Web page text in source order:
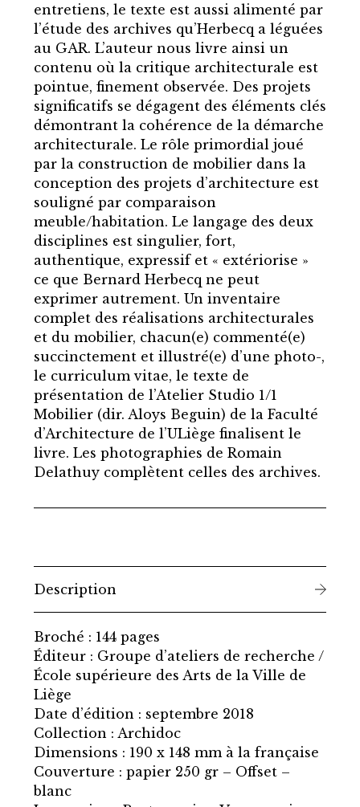
entretiens, le texte est aussi alimenté par
l’étude des archives qu’Herbecq a léguées
au GAR. L’auteur nous livre ainsi un
contenu où la critique architecturale est
pointue, finement observée. Des projets
significatifs se dégagent des éléments clés
démontrant la cohérence de la démarche
architecturale. Le rôle primordial joué
par la construction de mobilier dans la
conception des projets d’architecture est
souligné par comparaison
meuble/habitation. Le langage des deux
disciplines est singulier, fort,
authentique, expressif et « extériorise »
ce que Bernard Herbecq ne peut
exprimer autrement. Un inventaire
complet des réalisations architecturales
et du mobilier, chacun(e) commenté(e)
succinctement et illustré(e) d’une photo-,
le curriculum vitae, le texte de
présentation de l’Atelier Studio 1/1
Mobilier (dir. Aloys Beguin) de la Faculté
d’Architecture de l’ULiège finalisent le
livre. Les photographies de Romain
Delathuy complètent celles des archives.
Description
Broché : 144 pages
Éditeur : Groupe d’ateliers de recherche /
École supérieure des Arts de la Ville de
Liège
Date d’édition : septembre 2018
Collection : Archidoc
Dimensions : 190 x 148 mm à la française
Couverture : papier 250 gr – Offset –
blanc